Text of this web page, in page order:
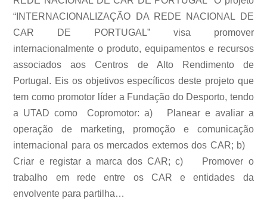
“INTERNACIONALIZAÇÃO DA REDE NACIONAL DE
CAR DE PORTUGAL” visa promover
internacionalmente o produto, equipamentos e recursos
associados aos Centros de Alto Rendimento de
Portugal. Eis os objetivos específicos deste projeto que
tem como promotor líder a Fundação do Desporto, tendo
a UTAD como Copromotor: a) Planear e avaliar a
operação de marketing, promoção e comunicação
internacional para os mercados externos dos CAR; b)
Criar e registar a marca dos CAR; c) Promover o
trabalho em rede entre os CAR e entidades da
envolvente para partilha…